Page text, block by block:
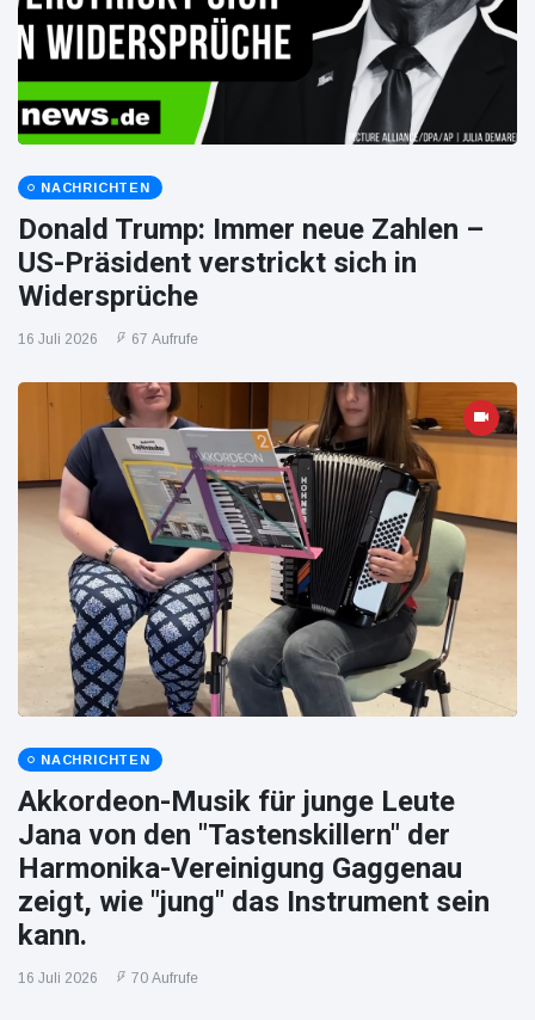
NACHRICHTEN
Donald Trump: Immer neue Zahlen –
US-Präsident verstrickt sich in
Widersprüche
16 Juli 2026 67 Aufrufe
NACHRICHTEN
Akkordeon-Musik für junge Leute
Jana von den "Tastenskillern" der
Harmonika-Vereinigung Gaggenau
zeigt, wie "jung" das Instrument sein
kann.
16 Juli 2026 70 Aufrufe